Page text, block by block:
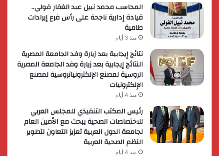
المحاسب محمد نبيل عبد الغفار فولي..
قيادة إدارية ناجحة على رأس فرع إيرادات
طامية
منذ 3 أيام
نتائج إيجابية بعد زيارة وفد الجامعة المصرية
النتائج إيجابية بعد زيارة وفد الجامعة المصرية
الروسية لمصنع الإلكترونياتروسية لمصنع
الإلكترونيات
منذ 4 أيام
رئيس المكتب التنفيذي للمجلس العربي
للاختصاصات الصحية يبحث مع الأمين العام
لجامعة الدول العربية تعزيز التعاون لتطوير
النظم الصحية العربية
منذ 4 أيام